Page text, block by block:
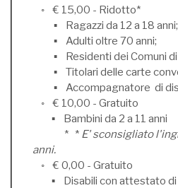
◦ € 15,00 - Ridotto*
▪ Ragazzi da 12 a 18 anni;
▪ Adulti oltre 70 anni;
▪ Residenti dei Comuni di
▪ Titolari delle carte
▪ Accompagnatore di
◦ € 10,00 - Gratuito
▪ Bambini da 2 a 11 anni
* * E' sconsigliato
anni.
◦ € 0,00 - Gratuito
▪ Disabili con attestato di